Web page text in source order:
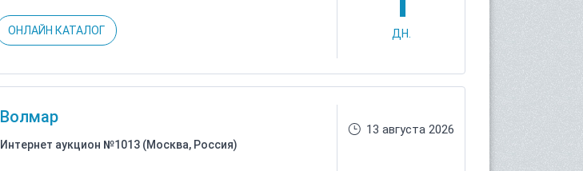
ОНЛАЙН КАТАЛОГ ДН.
Волмар
Интернет аукцион №1013 (Москва, Россия)
13 августа 2026